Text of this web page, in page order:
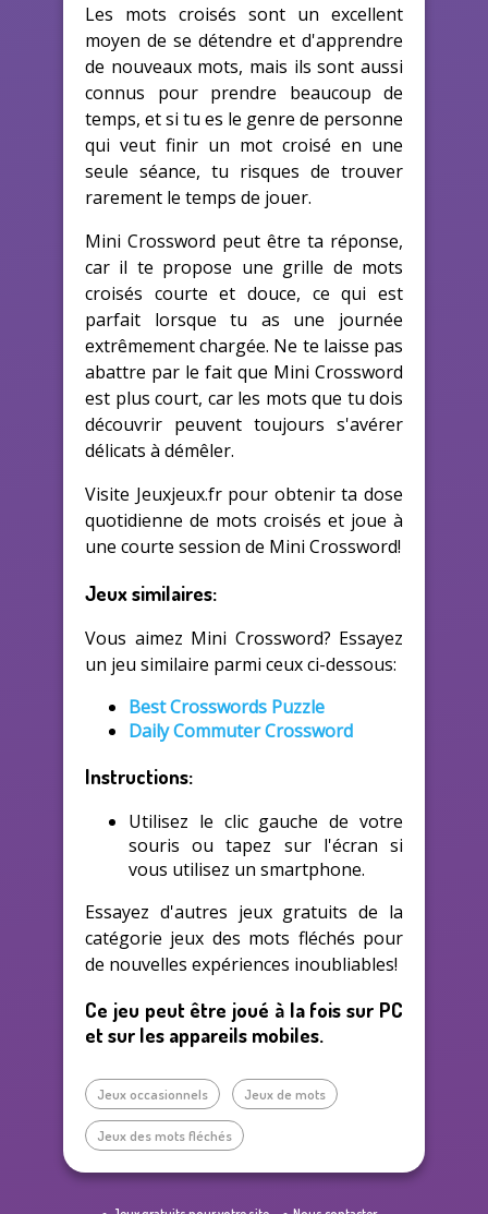
Les mots croisés sont un excellent
moyen de se détendre et d'apprendre
de nouveaux mots, mais ils sont aussi
connus pour prendre beaucoup de
temps, et si tu es le genre de personne
qui veut finir un mot croisé en une
seule séance, tu risques de trouver
rarement le temps de jouer.
Mini Crossword peut être ta réponse,
car il te propose une grille de mots
croisés courte et douce, ce qui est
parfait lorsque tu as une journée
extrêmement chargée. Ne te laisse pas
abattre par le fait que Mini Crossword
est plus court, car les mots que tu dois
découvrir peuvent toujours s'avérer
délicats à démêler.
Visite Jeuxjeux.fr pour obtenir ta dose
quotidienne de mots croisés et joue à
une courte session de Mini Crossword!
Jeux similaires:
Vous aimez Mini Crossword? Essayez
un jeu similaire parmi ceux ci-dessous:
Best Crosswords Puzzle
Daily Commuter Crossword
Instructions:
Utilisez le clic gauche de votre
souris ou tapez sur l'écran si
vous utilisez un smartphone.
Essayez d'autres jeux gratuits de la
catégorie jeux des mots fléchés pour
de nouvelles expériences inoubliables!
Ce jeu peut être joué à la fois sur PC
et sur les appareils mobiles.
Jeux occasionnels Jeux de mots
Jeux des mots fléchés